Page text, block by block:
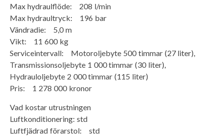
Max hydraulflöde: 208 l/min
Max hydraultryck: 196 bar
Vändradie: 5,0 m
Vikt: 11 600 kg
Serviceintervall: Motoroljebyte 500 timmar (27 liter),
Transmissionsoljebyte 1 000 timmar (30 liter),
Hydrauloljebyte 2 000 timmar (115 liter)
Pris: 1 278 000 kronor
Vad kostar utrustningen
Luftkonditionering: std
Luftfjädrad förarstol: std